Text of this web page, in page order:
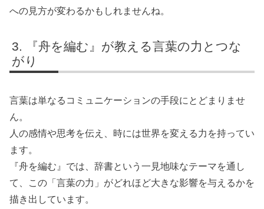
への見方が変わるかもしれませんね。
『舟を編む』が教える言葉の力とつな
がり
言葉は単なるコミュニケーションの手段にとどまりませ
ん。
人の感情や思考を伝え、時には世界を変える力を持ってい
ます。
『舟を編む』では、辞書という一見地味なテーマを通し
て、この「言葉の力」がどれほど大きな影響を与えるかを
描き出しています。